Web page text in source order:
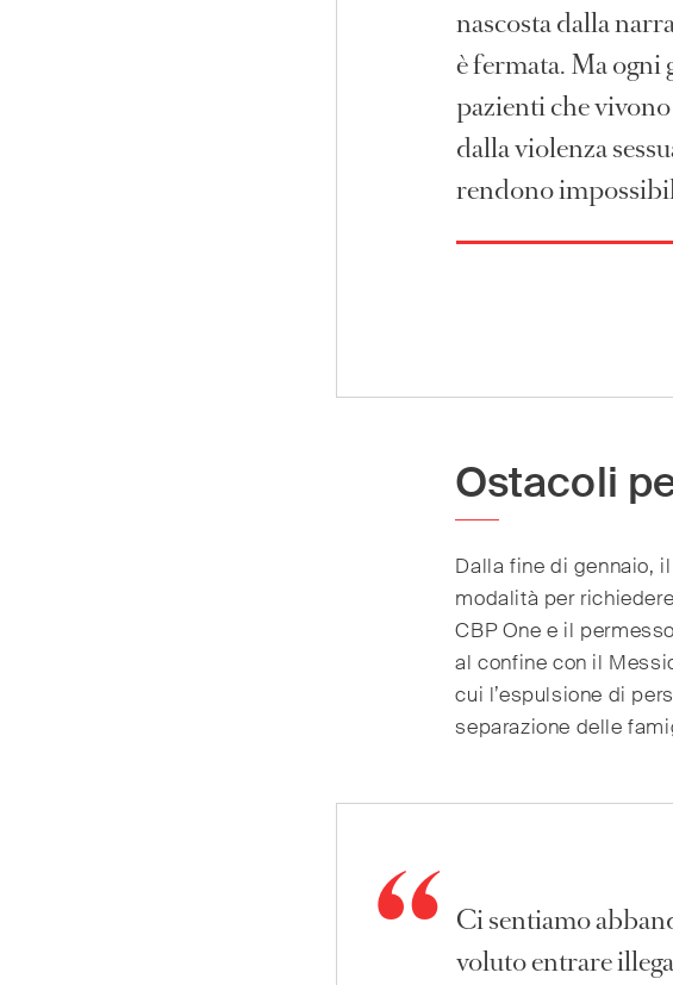
nascosta dalla
è fermata. Ma ogni
pazienti che
dalla violenza
rendono
Ostacoli
Dalla fine di gennaio,
modalità per
CBP One e il
al confine con il
cui l’espulsione di
separazione delle
Ci sentiamo
voluto entrare